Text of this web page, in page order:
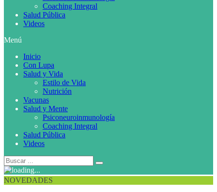
Coaching Integral
Salud Pública
Videos
Menú
Inicio
Con Lupa
Salud y Vida
Estilo de Vida
Nutrición
Vacunas
Salud y Mente
Psiconeuroinmunología
Coaching Integral
Salud Pública
Videos
NOVEDADES